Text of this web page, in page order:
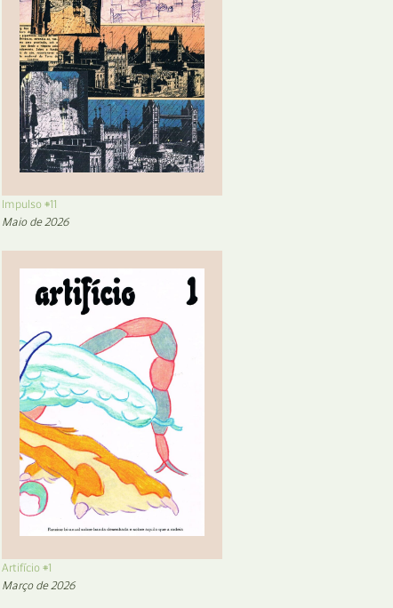
Impulso #11
Maio de 2026
Artifício #1
Março de 2026